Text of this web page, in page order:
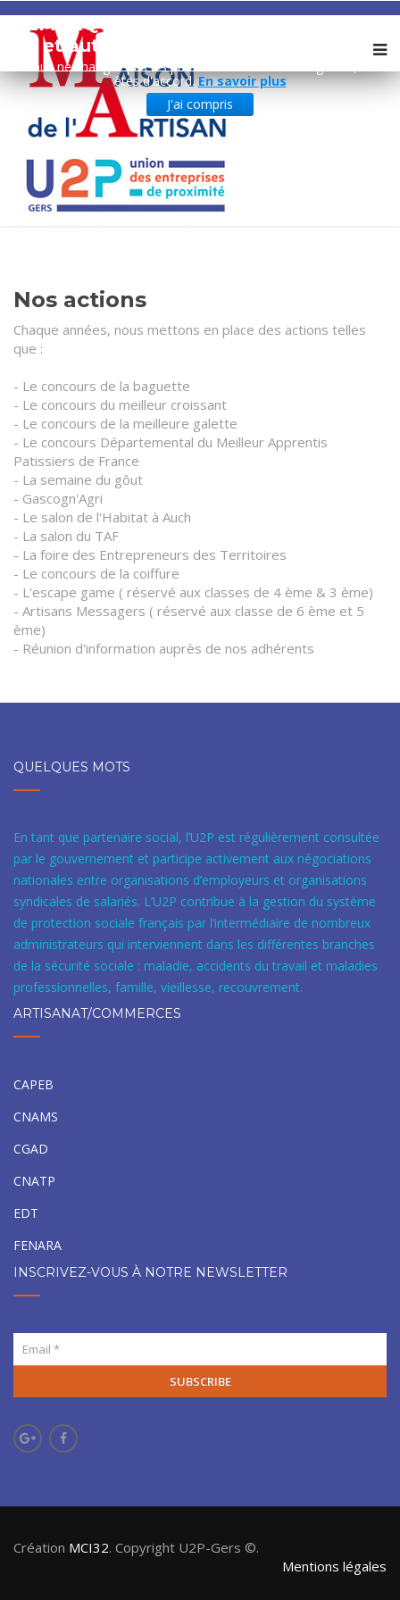
REMARQUE ! Ce site utilise des cookies
et autres technologies similaires.
Si vous ne changez pas les paramètres de votre navigateur, vous
êtes d'accord.En savoir plus
J'ai compris
Nos actions
Chaque années, nous mettons en place des actions telles
que :
- Le concours de la baguette
- Le concours du meilleur croissant
- Le concours de la meilleure galette
- Le concours Départemental du Meilleur Apprentis
Patissiers de France
- La semaine du gôut
- Gascogn'Agri
- Le salon de l'Habitat à Auch
- La salon du TAF
- La foire des Entrepreneurs des Territoires
- Le concours de la coiffure
- L'escape game ( réservé aux classes de 4 ème & 3 ème)
- Artisans Messagers ( réservé aux classe de 6 ème et 5
ème)
- Réunion d'information auprès de nos adhérents
QUELQUES MOTS
En tant que partenaire social, l’U2P est régulièrement consultée
par le gouvernement et participe activement aux négociations
nationales entre organisations d’employeurs et organisations
syndicales de salariés. L’U2P contribue à la gestion du système
de protection sociale français par l’intermédiaire de nombreux
administrateurs qui interviennent dans les différentes branches
de la sécurité sociale : maladie, accidents du travail et maladies
professionnelles, famille, vieillesse, recouvrement.
ARTISANAT/COMMERCES
CAPEB
CNAMS
CGAD
CNATP
EDT
FENARA
INSCRIVEZ-VOUS À NOTRE NEWSLETTER
SUBSCRIBE
Création MCI32. Copyright U2P-Gers ©.
Mentions légales